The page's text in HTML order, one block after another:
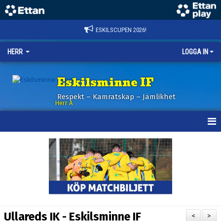
ESKILSCUPEN 2026!
HERR LOGGA IN
Eskilsminne IF
Respekt – Kamratskap – Jämlikhet
Herr A
>
<
Ullareds IK - Eskilsminne IF